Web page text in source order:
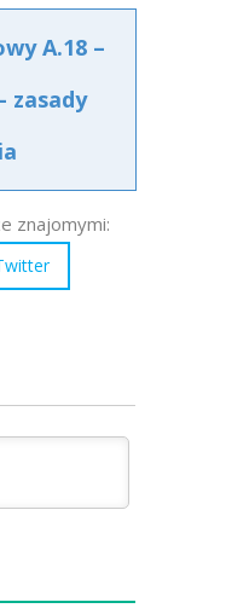
A.18 –
zasady
znajomymi: